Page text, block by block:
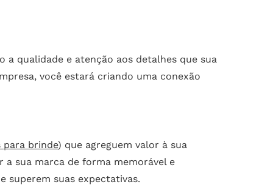
a qualidade e atenção aos detalhes que sua
você estará criando uma conexão
para brinde) que agreguem valor à sua
a sua marca de forma memorável e
superem suas expectativas.